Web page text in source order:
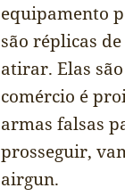
equipamento
são réplicas
atirar. Elas
comércio é
armas falsas
prosseguir,
airgun.